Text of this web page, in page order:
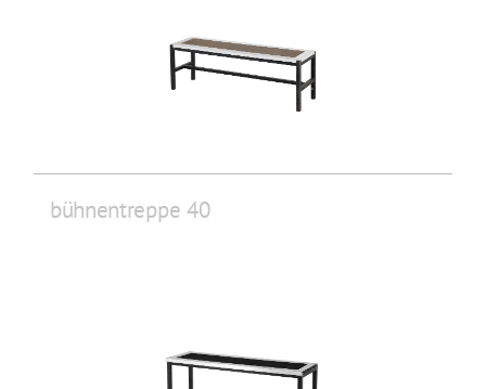
bühnentreppe 40